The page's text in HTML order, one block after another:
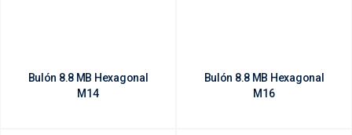
Bulón 8.8 MB Hexagonal
M14
Bulón 8.8 MB Hexagonal
M16